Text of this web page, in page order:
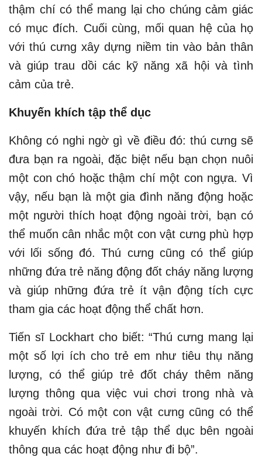
thậm chí có thể mang lại cho chúng cảm giác
có mục đích. Cuối cùng, mối quan hệ của họ
với thú cưng xây dựng niềm tin vào bản thân
và giúp trau dồi các kỹ năng xã hội và tình
cảm của trẻ.
Khuyến khích tập thể dục
Không có nghi ngờ gì về điều đó: thú cưng sẽ
đưa bạn ra ngoài, đặc biệt nếu bạn chọn nuôi
một con chó hoặc thậm chí một con ngựa. Vì
vậy, nếu bạn là một gia đình năng động hoặc
một người thích hoạt động ngoài trời, bạn có
thể muốn cân nhắc một con vật cưng phù hợp
với lối sống đó. Thú cưng cũng có thể giúp
những đứa trẻ năng động đốt cháy năng lượng
và giúp những đứa trẻ ít vận động tích cực
tham gia các hoạt động thể chất hơn.
Tiến sĩ Lockhart cho biết: “Thú cưng mang lại
một số lợi ích cho trẻ em như tiêu thụ năng
lượng, có thể giúp trẻ đốt cháy thêm năng
lượng thông qua việc vui chơi trong nhà và
ngoài trời. Có một con vật cưng cũng có thể
khuyến khích đứa trẻ tập thể dục bên ngoài
thông qua các hoạt động như đi bộ”.